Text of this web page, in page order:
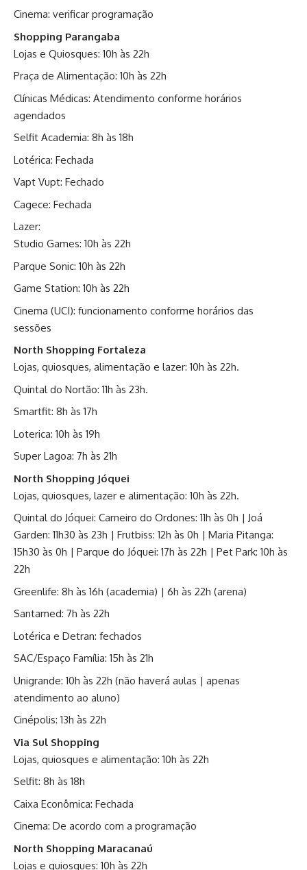
Cinema: verificar programação
Shopping Parangaba
Lojas e Quiosques: 10h às 22h
Praça de Alimentação: 10h às 22h
Clínicas Médicas: Atendimento conforme horários
agendados
Selfit Academia: 8h às 18h
Lotérica: Fechada
Vapt Vupt: Fechado
Cagece: Fechada
Lazer:
Studio Games: 10h às 22h
Parque Sonic: 10h às 22h
Game Station: 10h às 22h
Cinema (UCI): funcionamento conforme horários das
sessões
North Shopping Fortaleza
Lojas, quiosques, alimentação e lazer: 10h às 22h.
Quintal do Nortão: 11h às 23h.
Smartfit: 8h às 17h
Loterica: 10h às 19h
Super Lagoa: 7h às 21h
North Shopping Jóquei
Lojas, quiosques, lazer e alimentação: 10h às 22h.
Quintal do Jóquei: Carneiro do Ordones: 11h às 0h | Joá
Garden: 11h30 às 23h | Frutbiss: 12h às 0h | Maria Pitanga:
15h30 às 0h | Parque do Jóquei: 17h às 22h | Pet Park: 10h às
22h
Greenlife: 8h às 16h (academia) | 6h às 22h (arena)
Santamed: 7h às 22h
Lotérica e Detran: fechados
SAC/Espaço Família: 15h às 21h
Unigrande: 10h às 22h (não haverá aulas | apenas
atendimento ao aluno)
Cinépolis: 13h às 22h
Via Sul Shopping
Lojas, quiosques e alimentação: 10h às 22h
Selfit: 8h às 18h
Caixa Econômica: Fechada
Cinema: De acordo com a programação
North Shopping Maracanaú
Lojas e quiosques: 10h às 22h